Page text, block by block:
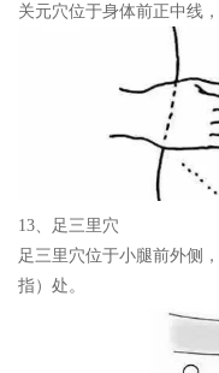
关元穴位于身体前正中线
13、足三里穴
足三里穴位于小腿前外侧
指）处。